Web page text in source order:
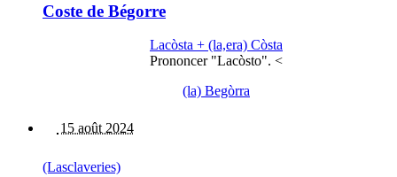
Coste de Bégorre
Lacòsta + (la,era) Còsta
Prononcer "Lacòsto". <
(la) Begòrra
15 août 2024
(Lasclaveries)